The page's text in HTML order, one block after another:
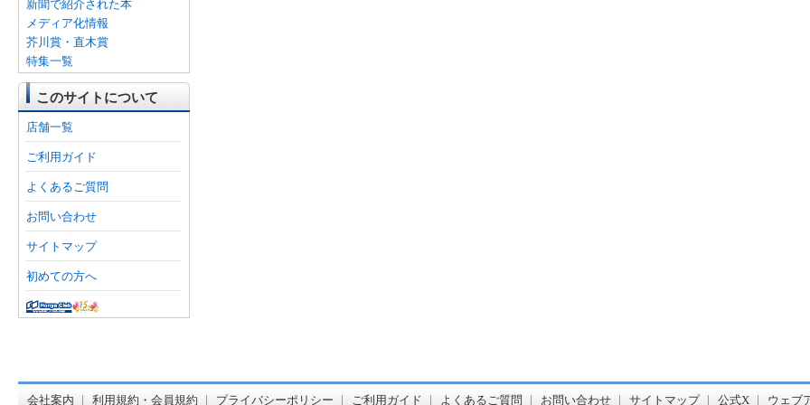
新聞で紹介された本
メディア化情報
芥川賞・直木賞
特集一覧
このサイトについて
店舗一覧
ご利用ガイド
よくあるご質問
お問い合わせ
サイトマップ
初めての方へ
会社案内 利用規約・会員規約 プライバシーポリシー ご利用ガイド よくあるご質問 お問い合わせ サイトマップ 公式X ウェブ